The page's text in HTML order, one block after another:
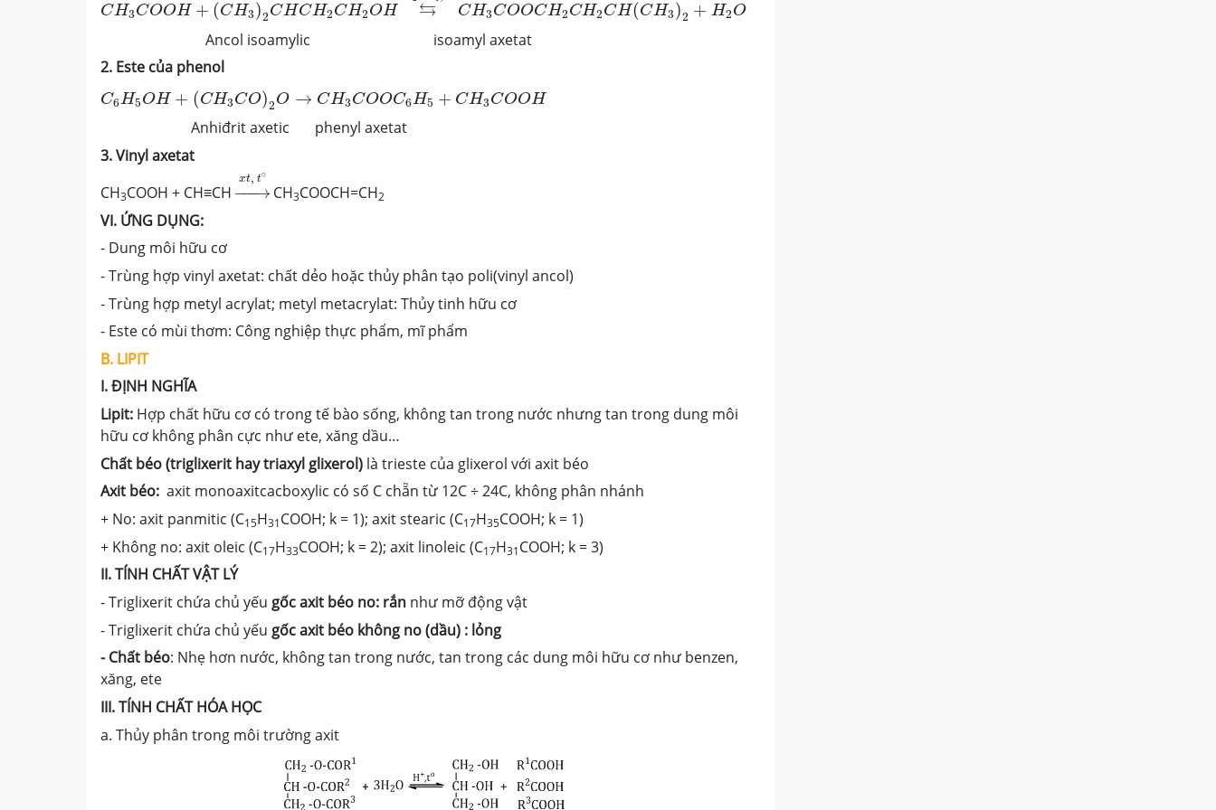
CH3COOH + (CH3)2CHCH2CH2OH ⇆ CH3COOCH2CH2CH(CH3)2 + H2O
Ancol isoamylic isoamyl axetat
2. Este của phenol
C6H5OH + (CH3CO)2O → CH3COOC6H5 + CH3COOH
H O
Anhiđrit axetic phenyl axetat
3. Vinyl axetat
CH3COOH + CH≡CH
xt, t∘
−−−→
→ xt
CH3COOCH=CH2
VI. ỨNG DỤNG:
- Dung môi hữu cơ
- Trùng hợp vinyl axetat: chất dẻo hoặc thủy phân tạo poli(vinyl ancol)
- Trùng hợp metyl acrylat; metyl metacrylat: Thủy tinh hữu cơ
- Este có mùi thơm: Công nghiệp thực phẩm, mĩ phẩm
B. LIPIT
I. ĐỊNH NGHĨA
Lipit: Hợp chất hữu cơ có trong tế bào sống, không tan trong nước nhưng tan trong dung môi
hữu cơ không phân cực như ete, xăng dầu…
Chất béo (triglixerit hay triaxyl glixerol) là trieste của glixerol với axit béo
Axit béo: axit monoaxitcacboxylic có số C chẵn từ 12C ÷ 24C, không phân nhánh
+ No: axit panmitic (C15H31COOH; k = 1); axit stearic (C17H35COOH; k = 1)
+ Không no: axit oleic (C17H33COOH; k = 2); axit linoleic (C17H31COOH; k = 3)
II. TÍNH CHẤT VẬT LÝ
- Triglixerit chứa chủ yếu gốc axit béo no: rắn như mỡ động vật
- Triglixerit chứa chủ yếu gốc axit béo không no (dầu) : lỏng
- Chất béo: Nhẹ hơn nước, không tan trong nước, tan trong các dung môi hữu cơ như benzen,
xăng, ete
III. TÍNH CHẤT HÓA HỌC
a. Thủy phân trong môi trường axit